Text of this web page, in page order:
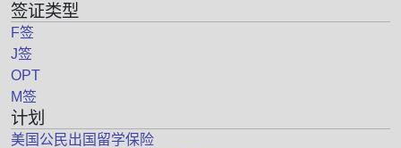
签证类型
F签
J签
OPT
M签
计划
美国公民出国留学保险